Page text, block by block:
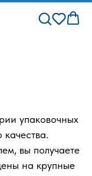
упаковочных
вы получаете
на крупные